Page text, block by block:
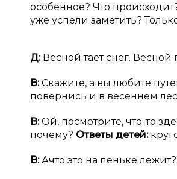
особенное? Что
уже успели заметить?
Д:Весной тает снег. Весной
В:Скажите, а вы любите
повернись и в весеннем
В:Ой, посмотрите, что-то
почему? Ответы детей:
В:Ачто это на пеньке